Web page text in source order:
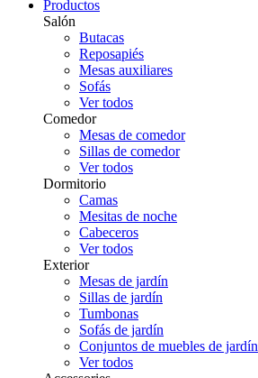
Productos
Salón
Butacas
Reposapiés
Mesas auxiliares
Sofás
Ver todos
Comedor
Mesas de comedor
Sillas de comedor
Ver todos
Dormitorio
Camas
Mesitas de noche
Cabeceros
Ver todos
Exterior
Mesas de jardín
Sillas de jardín
Tumbonas
Sofás de jardín
Conjuntos de muebles de jardín
Ver todos